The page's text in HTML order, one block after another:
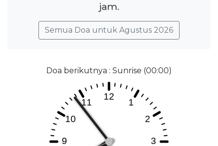
jam.
Semua Doa untuk Agustus 2026
Doa berikutnya : Sunrise (00:00)